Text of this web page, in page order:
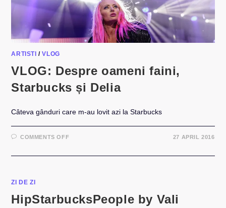
ARTISTI /VLOG
VLOG: Despre oameni faini,
Starbucks și Delia
Câteva gânduri care m-au lovit azi la Starbucks
COMMENTS OFFON
OAMENI
27 APRIL 2016
ZI DE ZI
HipStarbucksPeople by Vali